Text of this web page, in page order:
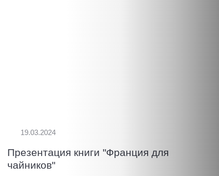
19.03.2024
Презентация книги "Франция для
чайников"